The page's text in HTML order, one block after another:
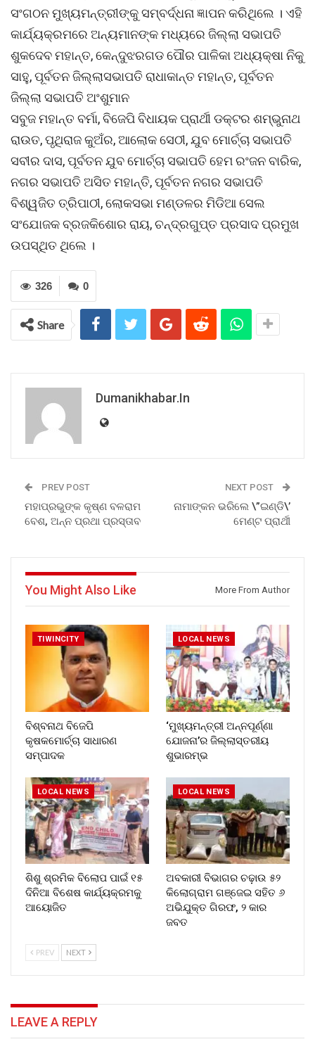
ସଂଗଠନ ମୁଖ୍ୟମନ୍ତ୍ରୀଙ୍କୁ ସମ୍ବର୍ଦ୍ଧନା ଜ୍ଞାପନ କରିଥିଲେ । ଏହି
କାର୍ଯ୍ୟକ୍ରମରେ ଅନ୍ୟମାନଙ୍କ ମଧ୍ୟରେ ଜିଲ୍ଲା ସଭାପତି
ଶୁକଦେବ ମହାନ୍ତ, କେନ୍ଦୁଝରଗଡ ପୌର ପାଳିକା ଅଧ୍ୟକ୍ଷା ନିକୁ
ସାହୁ, ପୂର୍ବତନ ଜିଲ୍ଲାସଭାପତି ରାଧାକାନ୍ତ ମହାନ୍ତ, ପୂର୍ବତନ
ଜିଲ୍ଲା ସଭାପତି ଅଂଶୁମାନ
ସବୁଜ ମହାନ୍ତ ବର୍ମା, ବିଜେପି ବିଧାୟକ ପ୍ରାର୍ଥୀ ଡକ୍ଟର ଶମ୍ଭୁନାଥ
ରାଉତ, ପୃଥିରାଜ କୁଅଁର, ଆଲୋକ ସେଠୀ, ଯୁବ ମୋର୍ଚ୍ଚା ସଭାପତି
ସବୀର ଦାସ, ପୂର୍ବତନ ଯୁବ ମୋର୍ଚ୍ଚା ସଭାପତି ହେମ ରଂଜନ ବାରିକ,
ନଗର ସଭାପତି ଅସିତ ମହାନ୍ତି, ପୂର୍ବତନ ନଗର ସଭାପତି
ବିଶ୍ୱଜିତ ତ୍ରିପାଠୀ, ଲୋକସଭା ମଣ୍ଡଳର ମିଡିଆ ସେଲ
ସଂଯୋଜକ ବ୍ରଜକିଶୋର ରାୟ, ଚନ୍ଦ୍ରଗୁପ୍ତ ପ୍ରସାଦ ପ୍ରମୁଖ
ଉପସ୍ଥିତ ଥିଲେ ।
0
326
Share
Dumanikhabar.in
PREV POST
ମହାପ୍ରଭୁଙ୍କ କୃଷ୍ଣ ବଳରାମ
ବେଶ, ଅନ୍ନ ପ୍ରଥା ପ୍ରସ୍ତାବ
NEXT POST
ନାମାଙ୍କନ ଭରିଲେ \”ଇଣ୍ଡି\’
ମେଣ୍ଟ ପ୍ରାର୍ଥୀ
You Might Also Like More From Author
TIWINCITY
ବିଶ୍ବନାଥ ବିଜେପି
କୃଷକମୋର୍ଚ୍ଚା ସାଧାରଣ
ସମ୍ପାଦକ
LOCAL NEWS
‘ମୁଖ୍ୟମନ୍ତ୍ରୀ ଅନ୍ନପୂର୍ଣ୍ଣା
ଯୋଜନା’ର ଜିଲ୍ଲାସ୍ତରୀୟ
ଶୁଭାରମ୍ଭ
LOCAL NEWS
ଶିଶୁ ଶ୍ରମିକ ବିଲୋପ ପାଇଁ ୧୫
ଦିନିଆ ବିଶେଷ କାର୍ଯ୍ୟକ୍ରମକୁ
ଆୟୋଜିତ
LOCAL NEWS
ଅବକାରୀ ବିଭାଗର ଚଢ଼ାଉ ୫୨
କିଲୋଗ୍ରାମ ଗଞ୍ଜେଇ ସହିତ ୬
ଅଭିଯୁକ୍ତ ଗିରଫ, ୨ କାର
ଜବତ
PREV NEXT
LEAVE A REPLY